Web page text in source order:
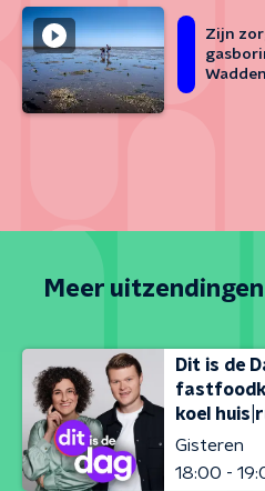
Zijn
Meer uitzendingen
Dit is de
koel
Gisteren
18:00 -